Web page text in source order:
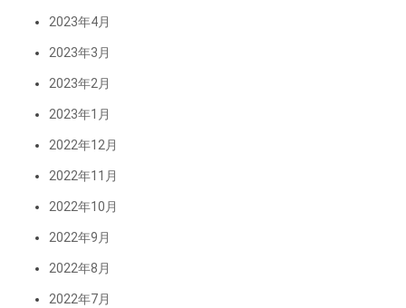
2023年4月
2023年3月
2023年2月
2023年1月
2022年12月
2022年11月
2022年10月
2022年9月
2022年8月
2022年7月